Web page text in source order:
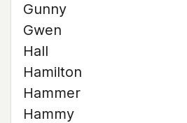
Gunny
Gwen
Hall
Hamilton
Hammer
Hammy